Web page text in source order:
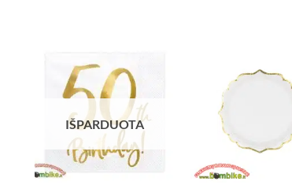
IŠPARDUOTA